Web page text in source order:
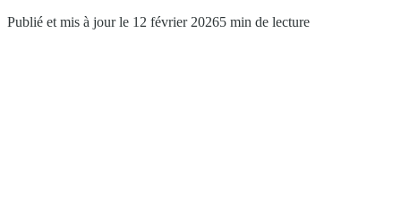
Publié et mis à jour le 12 février 20265 min de lecture